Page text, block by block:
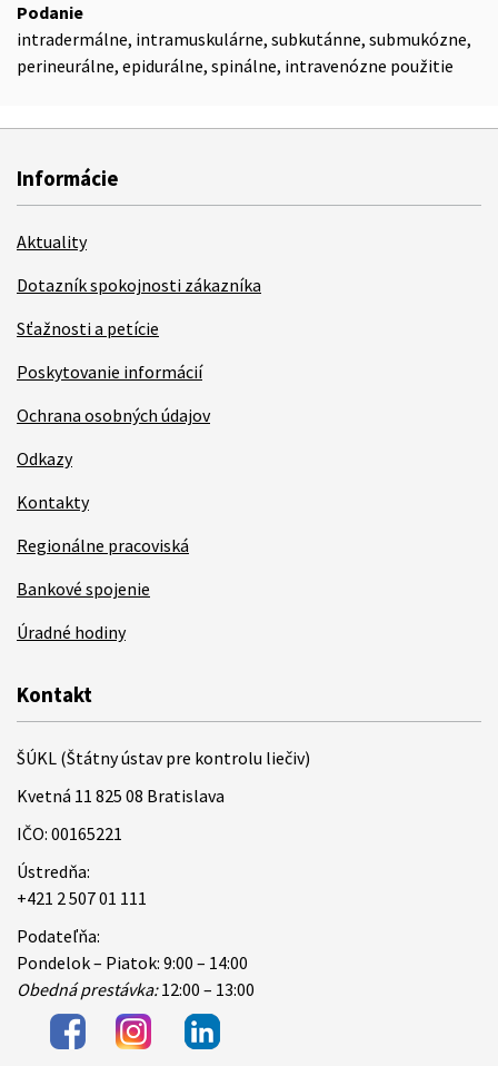
Podanie
intradermálne, intramuskulárne, subkutánne, submukózne,
perineurálne, epidurálne, spinálne, intravenózne použitie
Informácie
Aktuality
Dotazník spokojnosti zákazníka
Sťažnosti a petície
Poskytovanie informácií
Ochrana osobných údajov
Odkazy
Kontakty
Regionálne pracoviská
Bankové spojenie
Úradné hodiny
Kontakt
ŠÚKL (Štátny ústav pre kontrolu liečiv)
Kvetná 11 825 08 Bratislava
IČO: 00165221
Ústredňa:
+421 2 507 01 111
Podateľňa:
Pondelok – Piatok: 9:00 – 14:00
Obedná prestávka:12:00 – 13:00